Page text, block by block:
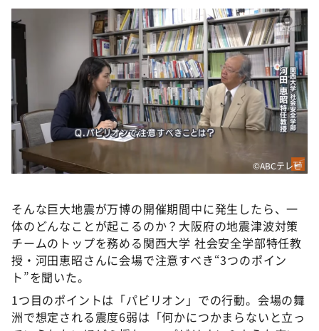
©ABCテレビ
そんな巨大地震が万博の開催期間中に発生したら、一
体のどんなことが起こるのか？大阪府の地震津波対策
チームのトップを務める関西大学 社会安全学部特任教
授・河田恵昭さんに会場で注意すべき“3つのポイン
ト”を聞いた。
1つ目のポイントは「パビリオン」での行動。会場の舞
洲で想定される震度6弱は「何かにつかまらないと立っ